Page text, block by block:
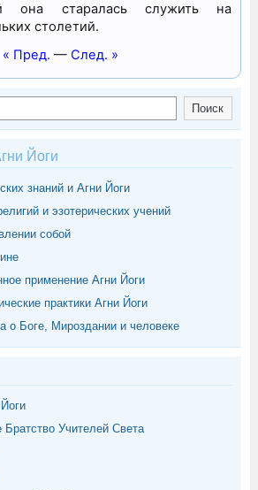
она старалась служить на
столетий.
« Пред. — След. »
Поиск
Йоги
знаний и Агни Йоги
и эзотерических учений
собой
применение Агни Йоги
практики Агни Йоги
о Боге, Мироздании и человеке
Учителей Света